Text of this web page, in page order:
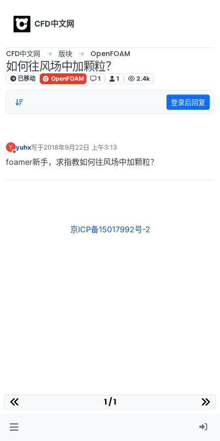
CFD中文网
CFD中文网 版块 OpenFOAM
如何往风场中加颗粒？
已移动 OpenFOAM 1 1 2.4k
登录后回复
Y yuhx写于2018年9月22日 上午3:13
最后由 编辑
foamer新手，求指教如何往风场中加颗粒？
京ICP备15017992号-2
1 / 1